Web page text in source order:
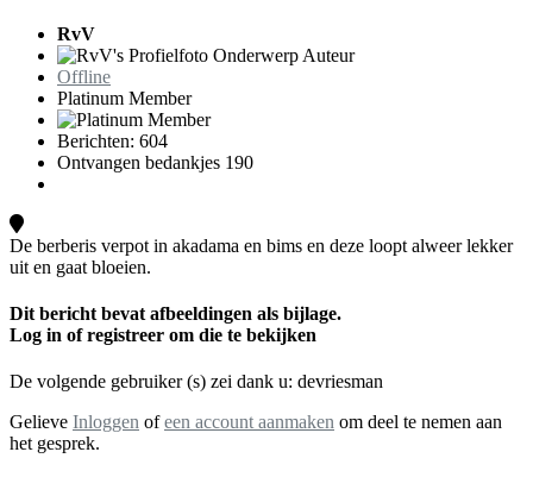
RvV
Onderwerp Auteur
Offline
Platinum Member
Berichten: 604
Ontvangen bedankjes 190
De berberis verpot in akadama en bims en deze loopt alweer lekker
uit en gaat bloeien.
Dit bericht bevat afbeeldingen als bijlage.
Log in of registreer om die te bekijken
De volgende gebruiker (s) zei dank u: devriesman
Gelieve Inloggen ofeen account aanmaken om deel te nemen aan
het gesprek.